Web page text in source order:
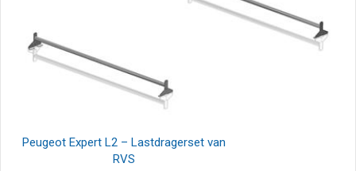
Peugeot Expert L2 – Lastdragerset van
RVS